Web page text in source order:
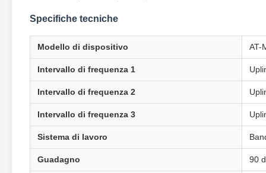
Specifiche tecniche
Modello di dispositivo AT-
Intervallo di frequenza 1
Intervallo di frequenza 2
Intervallo di frequenza 3
Sistema di lavoro
Guadagno 90